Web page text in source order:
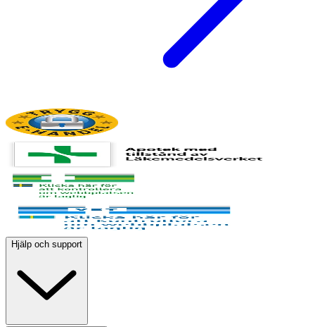
Hjälp och support